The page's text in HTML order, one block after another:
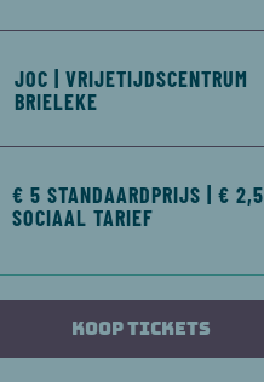
JOC | VRIJETIJDSCENTRUM
BRIELEKE
€ 5 STANDAARDPRIJS | € 2,5
SOCIAAL TARIEF
Koop tickets